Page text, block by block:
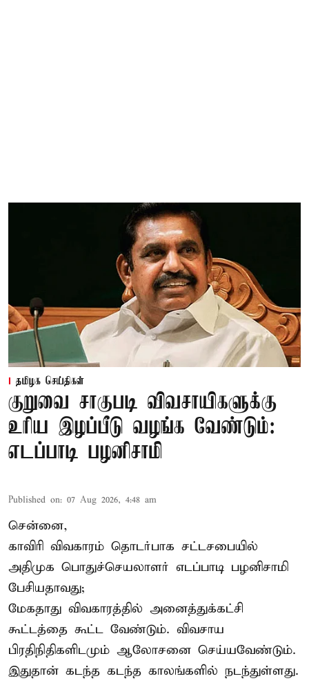
தமிழக செய்திகள்
குறுவை சாகுபடி விவசாயிகளுக்கு
உரிய இழப்பீடு வழங்க வேண்டும்:
எடப்பாடி பழனிசாமி
Published on: 07 Aug 2026, 4:48 am
சென்னை,
காவிரி விவகாரம் தொடர்பாக சட்டசபையில்
அதிமுக பொதுச்செயலாளர் எடப்பாடி பழனிசாமி
பேசியதாவது;
மேகதாது விவகாரத்தில் அனைத்துக்கட்சி
கூட்டத்தை கூட்ட வேண்டும். விவசாய
பிரதிநிதிகளிடமும் ஆலோசனை செய்யவேண்டும்.
இதுதான் கடந்த கடந்த காலங்களில் நடந்துள்ளது.